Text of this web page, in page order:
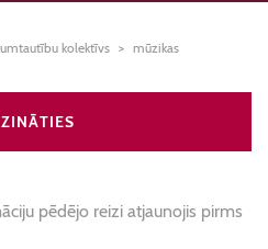
kolektīvs mūzikas
pēdējo reizi atjaunojis pirms